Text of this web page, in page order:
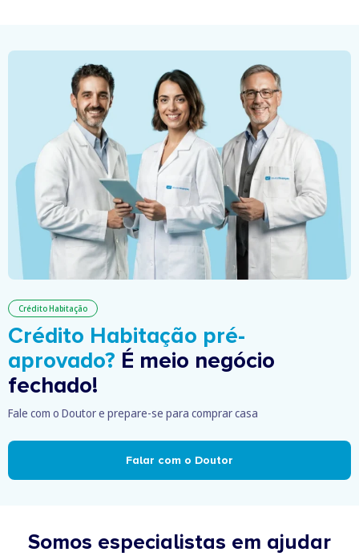
Crédito Habitação
Crédito Habitação pré-
aprovado? É meio negócio
fechado!
Fale com o Doutor e prepare-se para comprar casa
Falar com o Doutor
Somos especialistas em ajudar